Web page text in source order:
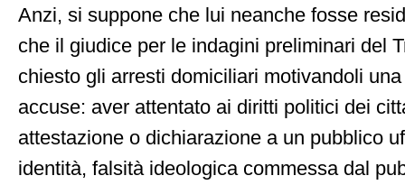
Anzi, si suppone che lui neanche fosse
che il giudice per le indagini preliminari del
chiesto gli arresti domiciliari motivandoli
accuse: aver attentato ai diritti politici dei
attestazione o dichiarazione a un pubblico
identità, falsità ideologica commessa dal